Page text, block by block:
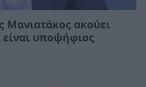
ακούει
υποψήφιος